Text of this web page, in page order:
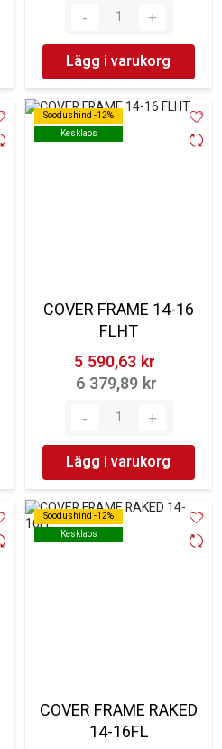
Lägg i varukorg
Soodushind -12%
Kesklaos
Soodushind -12%
Kesklaos
COVER FRAME 14-16
FLHT
5 590,63 kr‎
6 379,89 kr‎
Lägg i varukorg
Soodushind -12%
Kesklaos
Soodushind -12%
Kesklaos
COVER FRAME RAKED
14-16FL